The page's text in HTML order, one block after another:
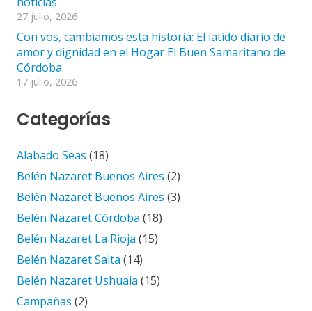
27 julio, 2026
Con vos, cambiamos esta historia: El latido diario de
amor y dignidad en el Hogar El Buen Samaritano de
Córdoba
17 julio, 2026
Categorías
Alabado Seas (18)
Belén Nazaret Buenos Aires (2)
Belén Nazaret Buenos Aires (3)
Belén Nazaret Córdoba (18)
Belén Nazaret La Rioja (15)
Belén Nazaret Salta (14)
Belén Nazaret Ushuaia (15)
Campañas (2)